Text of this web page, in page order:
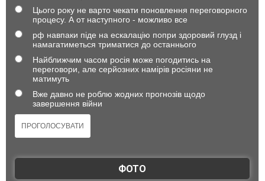
Цього року не варто чекати поновлення переговорного
процесу. А от наступного - можливо все
рф навпаки піде на ескалацію попри здоровий глузд і
намагатиметься триматися до останнього
Найближчим часом росія може погодитись на
переговори, але серйозних намірів росіяни не
матимуть
Вже давно не роблю жодних прогнозів щодо
завершення війни
ФОТО